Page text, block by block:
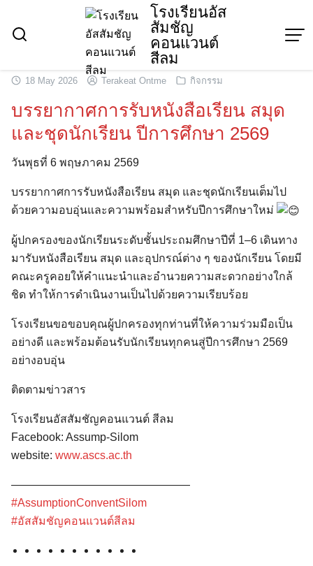
content
โรงเรียนอัส
สัมชัญ
คอนแวนต์
สีลม
18 May 2026 Terakeat Ontme กิจกรรม
บรรยากาศการรับหนังสือเรียน สมุด
และชุดนักเรียน ปีการศึกษา 2569
วันพุธที่ 6 พฤษภาคม 2569
บรรยากาศการรับหนังสือเรียน สมุด และชุดนักเรียนเต็มไป
ด้วยความอบอุ่นและความพร้อมสำหรับปีการศึกษาใหม่
ผู้ปกครองของนักเรียนระดับชั้นประถมศึกษาปีที่ 1–6 เดินทาง
มารับหนังสือเรียน สมุด และอุปกรณ์ต่าง ๆ ของนักเรียน โดยมี
คณะครูคอยให้คำแนะนำและอำนวยความสะดวกอย่างใกล้
ชิด ทำให้การดำเนินงานเป็นไปด้วยความเรียบร้อย
โรงเรียนขอขอบคุณผู้ปกครองทุกท่านที่ให้ความร่วมมือเป็น
อย่างดี และพร้อมต้อนรับนักเรียนทุกคนสู่ปีการศึกษา 2569
อย่างอบอุ่น
ติดตามข่าวสาร
โรงเรียนอัสสัมชัญคอนแวนต์ สีลม
Facebook: Assump-Silom
website: www.ascs.ac.th
————————————————
#AssumptionConventSilom
#อัสสัมชัญคอนแวนต์สีลม